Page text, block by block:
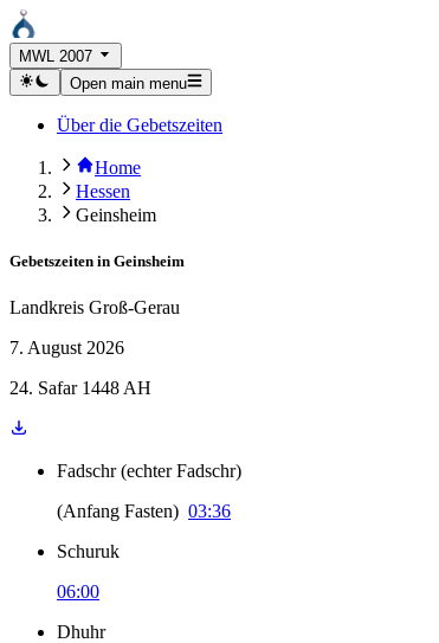
MWL 2007
Open main menu
Über die Gebetszeiten
Home
Hessen
Geinsheim
Gebetszeiten in Geinsheim
Landkreis Groß-Gerau
7. August 2026
24. Safar 1448 AH
Fadschr (echter Fadschr)
(Anfang Fasten) 03:36
Schuruk
06:00
Dhuhr